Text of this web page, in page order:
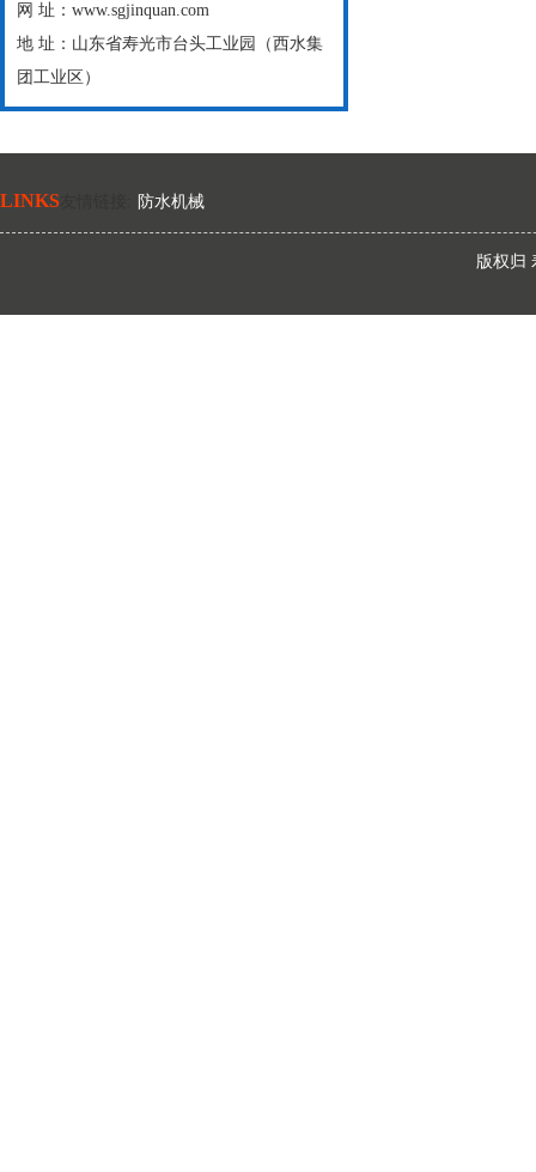
网 址：www.sgjinquan.com
地 址：山东省寿光市台头工业园（西水集
团工业区）
LINKS 防水机械
版权归